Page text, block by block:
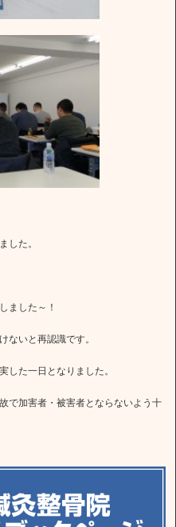
した。
ました～！
ないと再認識です。
した一日となりました。
で加害者・被害者とならないよう十